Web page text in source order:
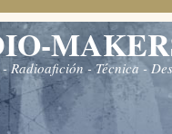
Radioafición - Técnica -